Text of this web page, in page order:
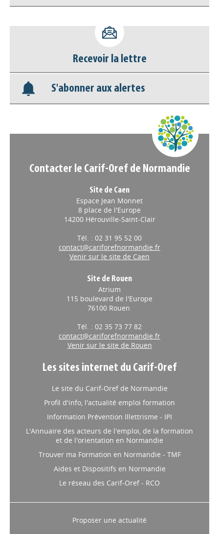
déconnecter)
Base documentaire
Nos veilles Scoop.it
Recevoir la lettre
S'abonner aux alertes
Contacter le Carif-Oref de Normandie
Site de Caen
Espace Jean Monnet
8 place de l'Europe
14200 Hérouville-Saint-Clair
Tél. : 02 31 95 52 00
contact@cariforefnormandie.fr
Venir sur le site de Caen
Site de Rouen
Atrium
115 boulevard de l'Europe
76100 Rouen
Tél. : 02 35 73 77 82
contact@cariforefnormandie.fr
Venir sur le site de Rouen
Les sites internet du Carif-Oref
Le site du Carif-Oref de Normandie
Profil d'info, l'actualité emploi formation
Information Prévention Illettrisme - IPI
L'Annuaire des acteurs de l'emploi, de la formation
et de l'orientation en Normandie
Trouver ma Formation en Normandie - TMF
Aides et Dispositifs en Normandie
Le réseau des Carif-Oref - RCO
Proposer une actualité